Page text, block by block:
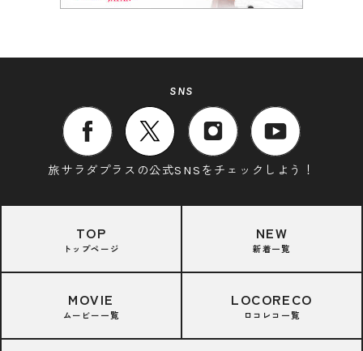
SNS
旅サラダプラスの公式SNSをチェックしよう！
TOP
トップページ
NEW
新着一覧
MOVIE
ムービー一覧
LOCORECO
ロコレコ一覧